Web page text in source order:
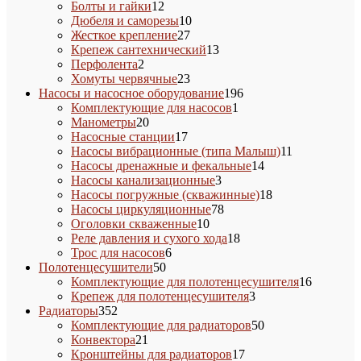
товаров
Болты и гайки12
товаров
Дюбеля и саморезы1010
Жесткое крепление2727
товаров
Крепеж сантехнический1313
Перфолента2
товара
Хомуты червячные2323
товара
Насосы и насосное оборудование196196
Комплектующие для насосов1
Манометры2020
товаров
Насосные станции1717
товаров
Насосы вибрационные (типа Малыш)11
Насосы дренажные и фекальные1414
Насосы канализационные33
товара
Насосы погружные (скважинные)1818
Насосы циркуляционные7878
Оголовки скваженные1010
товаров
Реле давления и сухого хода1818
Трос для насосов66
Полотенцесушители5050
товаров
Комплектующие для полотенцесушителя1616
Крепеж для полотенцесушителя33
Радиаторы352
товара
Комплектующие для радиаторов5050
Конвектора21
товар
Кронштейны для радиаторов1717